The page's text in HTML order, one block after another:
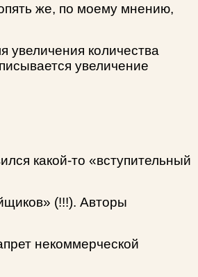
же, по моему мнению,
увеличения количества
увеличение
какой-то «вступительный
(!!!). Авторы
некоммерческой